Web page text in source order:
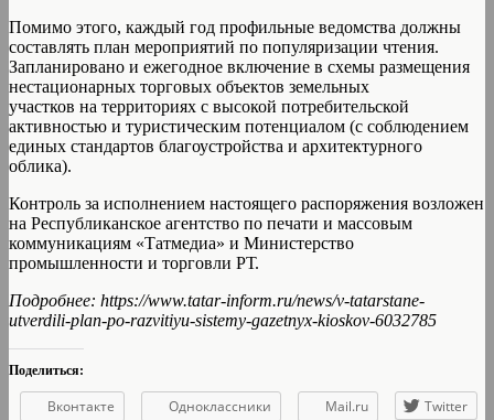
Помимо этого, каждый год профильные ведомства должны
составлять план мероприятий по популяризации чтения.
Запланировано и ежегодное включение в схемы размещения
нестационарных торговых объектов земельных
участков на территориях с высокой потребительской
активностью и туристическим потенциалом (с соблюдением
единых стандартов благоустройства и архитектурного
облика).
Контроль за исполнением настоящего распоряжения возложен
на Республиканское агентство по печати и массовым
коммуникациям «Татмедиа» и Министерство
промышленности и торговли РТ.
Подробнее: https://www.tatar-inform.ru/news/v-tatarstane-
utverdili-plan-po-razvitiyu-sistemy-gazetnyx-kioskov-6032785
Поделиться:
Вконтакте Одноклассники Mail.ru
Twitter